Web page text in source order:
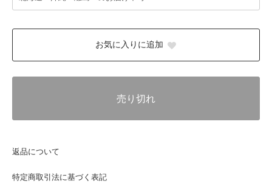
お気に入りに追加
売り切れ
返品について
特定商取引法に基づく表記